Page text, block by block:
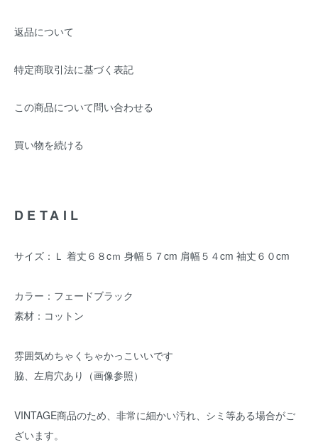
返品について
特定商取引法に基づく表記
この商品について問い合わせる
買い物を続ける
DETAIL
サイズ：Ｌ 着丈６８cｍ 身幅５７cm 肩幅５４cm 袖丈６０cm
カラー：フェードブラック
素材：コットン
雰囲気めちゃくちゃかっこいいです
脇、左肩穴あり（画像参照）
VINTAGE商品のため、非常に細かい汚れ、シミ等ある場合がご
ざいます。